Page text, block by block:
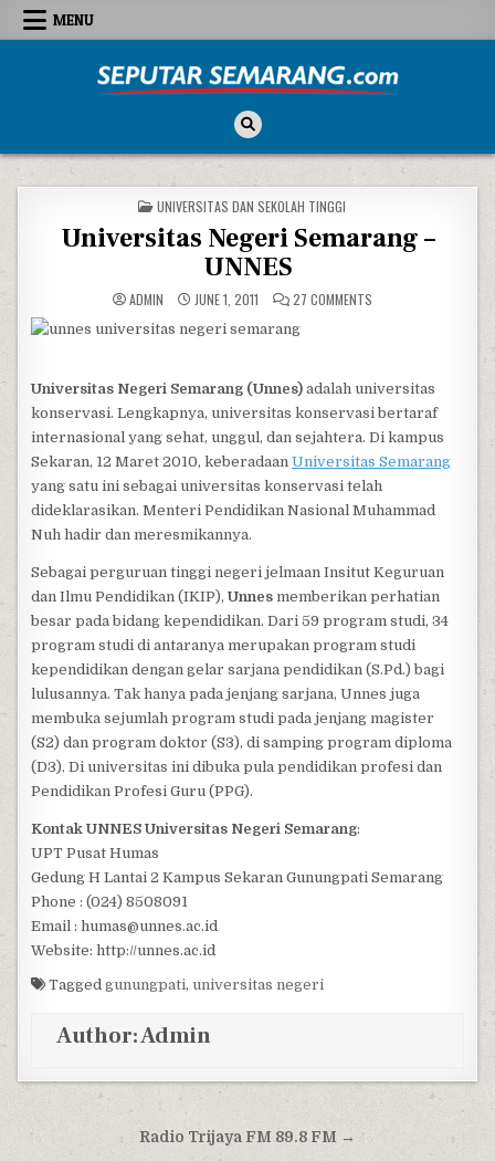
Skip to content
MENU
POSTED IN
UNIVERSITAS DAN SEKOLAH TINGGI
Universitas Negeri Semarang –
UNNES
ADMIN JUNE 1, 2011 27 COMMENTSON UNIVERSITAS
Universitas Negeri Semarang (Unnes) adalah universitas
konservasi. Lengkapnya, universitas konservasi bertaraf
internasional yang sehat, unggul, dan sejahtera. Di kampus
Sekaran, 12 Maret 2010, keberadaanUniversitas Semarang
yang satu ini sebagai universitas konservasi telah
dideklarasikan. Menteri Pendidikan Nasional Muhammad
Nuh hadir dan meresmikannya.
Sebagai perguruan tinggi negeri jelmaan Insitut Keguruan
dan Ilmu Pendidikan (IKIP),Unnes memberikan perhatian
besar pada bidang kependidikan. Dari 59 program studi, 34
program studi di antaranya merupakan program studi
kependidikan dengan gelar sarjana pendidikan (S.Pd.) bagi
lulusannya. Tak hanya pada jenjang sarjana, Unnes juga
membuka sejumlah program studi pada jenjang magister
(S2) dan program doktor (S3), di samping program diploma
(D3). Di universitas ini dibuka pula pendidikan profesi dan
Pendidikan Profesi Guru (PPG).
Kontak UNNES Universitas Negeri Semarang:
UPT Pusat Humas
Gedung H Lantai 2 Kampus Sekaran Gunungpati Semarang
Phone : (024) 8508091
Email : humas@unnes.ac.id
Website: http://unnes.ac.id
Taggedgunungpati, universitas negeri
Author:Admin
Post navigationRadio Trijaya FM 89.8 FM →